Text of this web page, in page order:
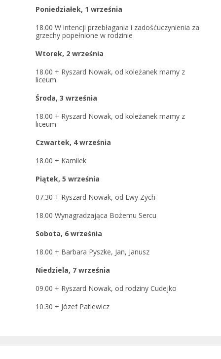
Poniedziałek, 1 września
18.00 W intencji przebłagania i zadośćuczynienia za
grzechy popełnione w rodzinie
Wtorek, 2 września
18.00 + Ryszard Nowak, od koleżanek mamy z
liceum
Środa, 3 września
18.00 + Ryszard Nowak, od koleżanek mamy z
liceum
Czwartek, 4 września
18.00 + Kamilek
Piątek, 5 września
07.30 + Ryszard Nowak, od Ewy Zych
18.00 Wynagradzająca Bożemu Sercu
Sobota, 6 września
18.00 + Barbara Pyszke, Jan, Janusz
Niedziela, 7 września
09.00 + Ryszard Nowak, od rodziny Cudejko
10.30 + Józef Patlewicz